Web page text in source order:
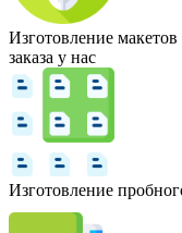
Изготовление
заказа у нас
Изготовление